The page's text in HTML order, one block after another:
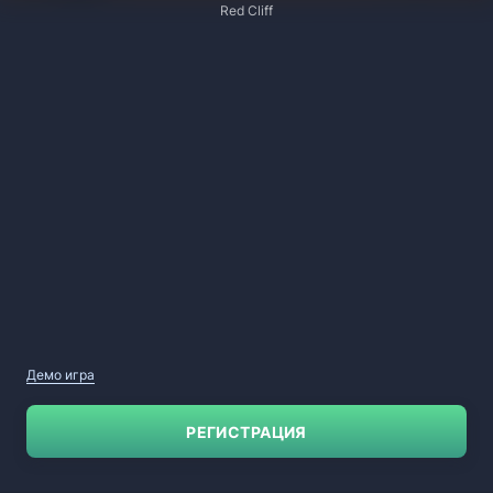
Red Cliff
Демо игра
РЕГИСТРАЦИЯ